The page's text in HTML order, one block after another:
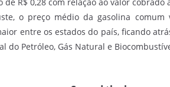
o preço médio da gasolina
entre os estados do país, ficando
do Petróleo, Gás Natural e